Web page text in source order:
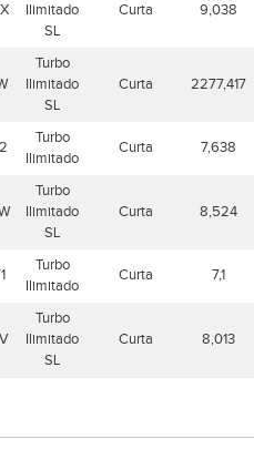
Ilimitado
SL
Curta 9,038
Turbo
Ilimitado
SL
Curta 2277,417
Turbo
Ilimitado
Curta 7,638
Turbo
Ilimitado
SL
Curta 8,524
Turbo
Ilimitado
Curta 7,1
Turbo
Ilimitado
SL
Curta 8,013